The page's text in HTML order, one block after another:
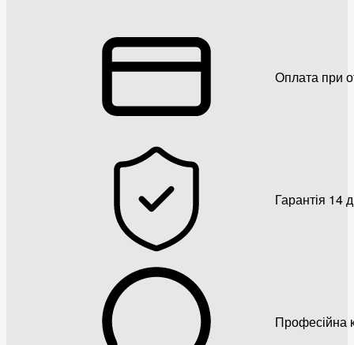
Оплата при
Гарантія 14
Професійна